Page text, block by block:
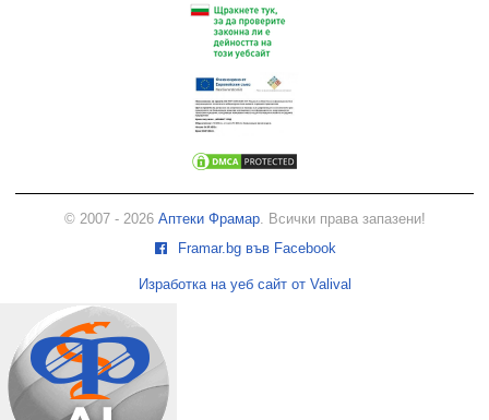
© 2007 - 2026 Аптеки Фрамар. Всички права запазени!
Framar.bg във Facebook
Изработка на уеб сайт от Valival